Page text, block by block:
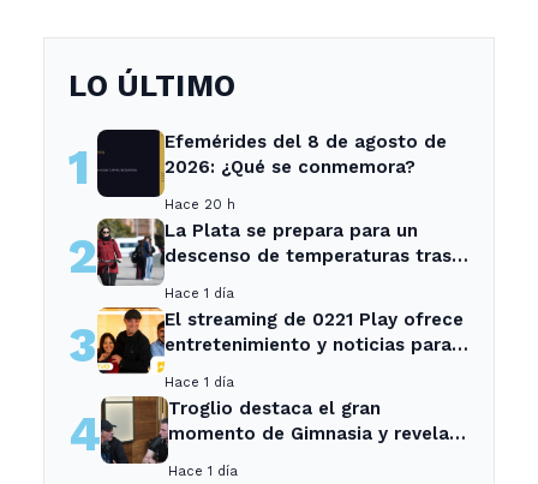
LO ÚLTIMO
1
Efemérides del 8 de agosto de
2026: ¿Qué se conmemora?
Hace 20 h
2
La Plata se prepara para un
descenso de temperaturas tras
Hace 1 día
3
El streaming de 0221 Play ofrece
entretenimiento y noticias para
Ensenada.
Hace 1 día
4
Troglio destaca el gran
momento de Gimnasia y revela
Hace 1 día